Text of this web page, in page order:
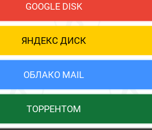
GOOGLE DISK
ЯНДЕКС ДИСК
ОБЛАКО MAIL
ТОРРЕНТОМ